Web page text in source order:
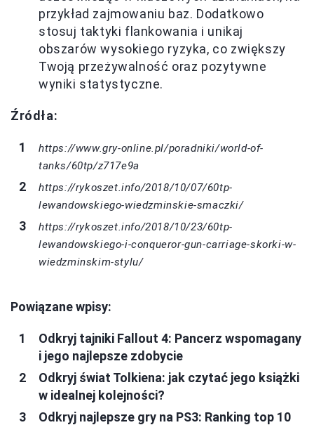
przykład zajmowaniu baz. Dodatkowo
stosuj taktyki flankowania i unikaj
obszarów wysokiego ryzyka, co zwiększy
Twoją przeżywalność oraz pozytywne
wyniki statystyczne.
Źródła:
https://www.gry-online.pl/poradniki/world-of-
tanks/60tp/z717e9a
https://rykoszet.info/2018/10/07/60tp-
lewandowskiego-wiedzminskie-smaczki/
https://rykoszet.info/2018/10/23/60tp-
lewandowskiego-i-conqueror-gun-carriage-skorki-w-
wiedzminskim-stylu/
Powiązane wpisy:
Odkryj tajniki Fallout 4: Pancerz wspomagany
i jego najlepsze zdobycie
Odkryj świat Tolkiena: jak czytać jego książki
w idealnej kolejności?
Odkryj najlepsze gry na PS3: Ranking top 10